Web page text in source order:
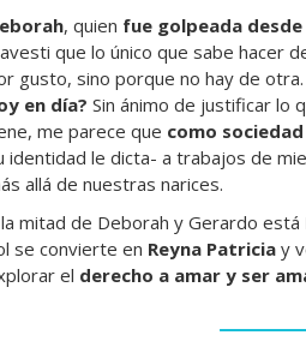
, quien fue golpeada
que lo único que sabe hacer
gusto, sino porque no hay de
en día? Sin ánimo de justificar lo
me parece que como
identidad le dicta- a trabajos de
allá de nuestras narices.
mitad de Deborah y Gerardo está
se convierte en Reyna Patricia y
el derecho a amar y ser